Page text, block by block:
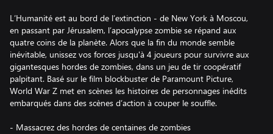
L’Humanité est au bord de l’extinction - de New York à Moscou,
en passant par Jérusalem, l’apocalypse zombie se répand aux
quatre coins de la planète. Alors que la fin du monde semble
inévitable, unissez vos forces jusqu'à 4 joueurs pour survivre aux
gigantesques hordes de zombies, dans un jeu de tir coopératif
palpitant. Basé sur le film blockbuster de Paramount Picture,
World War Z met en scènes les histoires de personnages inédits
embarqués dans des scènes d’action à couper le souffle.
- Massacrez des hordes de centaines de zombies